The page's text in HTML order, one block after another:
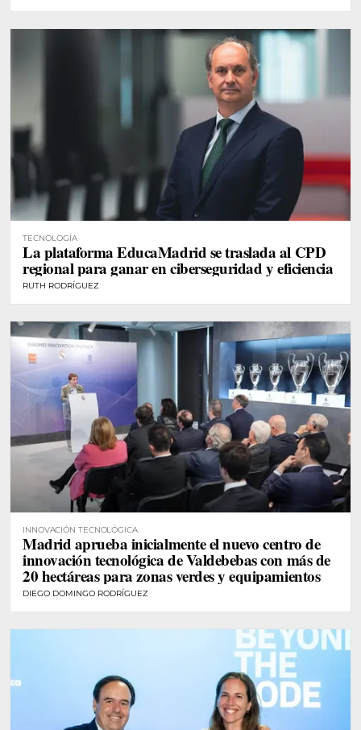
TECNOLOGÍA
La plataforma EducaMadrid se traslada al CPD
regional para ganar en ciberseguridad y eficiencia
RUTH RODRÍGUEZ
INNOVACIÓN TECNOLÓGICA
Madrid aprueba inicialmente el nuevo centro de
innovación tecnológica de Valdebebas con más de
20 hectáreas para zonas verdes y equipamientos
DIEGO DOMINGO RODRÍGUEZ